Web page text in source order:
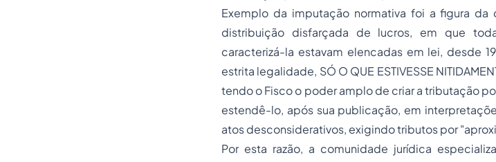
Exemplo da imputação normativa foi a figura da
distribuição disfarçada de lucros, em que
caracterizá-la estavam elencadas em lei, desde
estrita legalidade, SÓ O QUE ESTIVESSE
tendo o Fisco o poder amplo de criar a tributação
estendê-lo, após sua publicação, em
atos desconsiderativos, exigindo tributos por
Por esta razão, a comunidade jurídica